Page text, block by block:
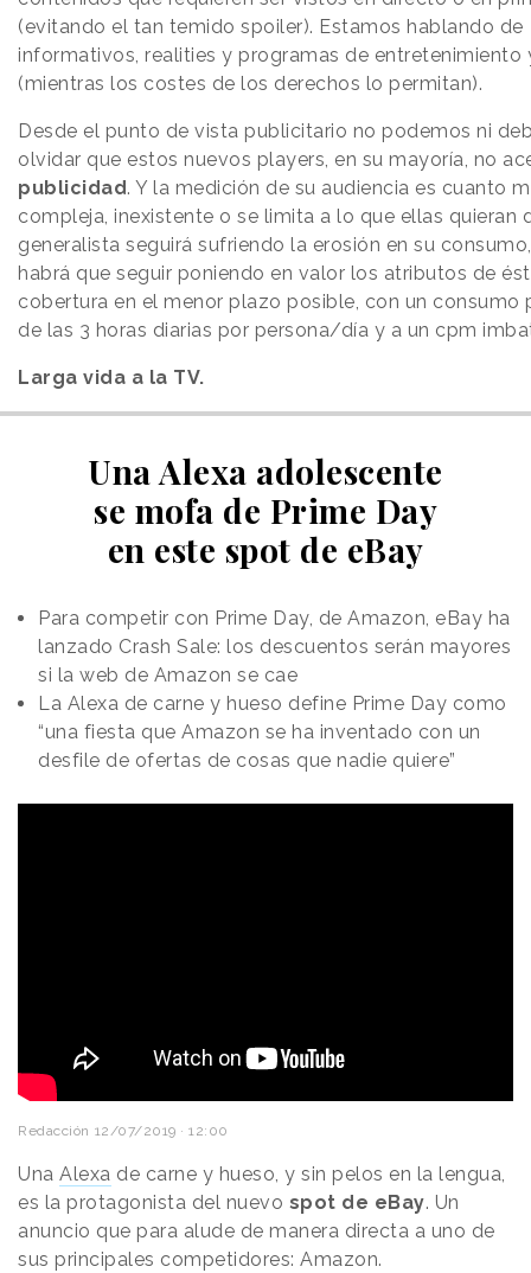
(evitando el tan temido spoiler). Estamos hablando de
informativos, realities y programas de entretenimiento
(mientras los costes de los derechos lo permitan).
Desde el punto de vista publicitario no podemos ni
olvidar que estos nuevos players, en su mayoría, no
publicidad. Y la medición de su audiencia es cuanto
compleja, inexistente o se limita a lo que ellas quieran
generalista seguirá sufriendo la erosión en su
habrá que seguir poniendo en valor los atributos de
cobertura en el menor plazo posible, con un consumo
de las 3 horas diarias por persona/día y a un cpm
Larga vida a la TV.
Una Alexa adolescente
se mofa de Prime Day
en este spot de eBay
Para competir con Prime Day, de Amazon, eBay ha
lanzado Crash Sale: los descuentos serán mayores
si la web de Amazon se cae
La Alexa de carne y hueso define Prime Day como
“una fiesta que Amazon se ha inventado con un
desfile de ofertas de cosas que nadie quiere”
Redacción 12/07/2019 · 12:00
Una Alexa de carne y hueso, y sin pelos en la lengua,
es la protagonista del nuevo spot de eBay. Un
anuncio que para alude de manera directa a uno de
sus principales competidores: Amazon.